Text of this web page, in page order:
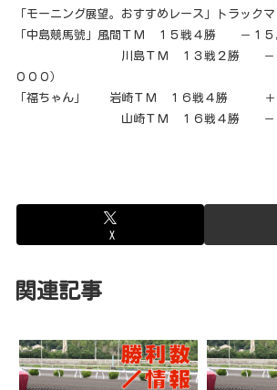
「モーニング展望。おすすめレース」トラック
「中島競馬號」風間ＴＭ １５戦４勝 －１５
川島ＴＭ １３戦２勝 －３１，
０００）
「福ちゃん」 岩崎ＴＭ １６戦４勝 ＋
山崎ＴＭ １６戦４勝 －１８
X
関連記事